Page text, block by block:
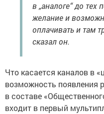
в „аналоге“ до тех
желание и
оплачивать и там
сказал он.
Что касается каналов в
возможность появления
в составе
входит в первый